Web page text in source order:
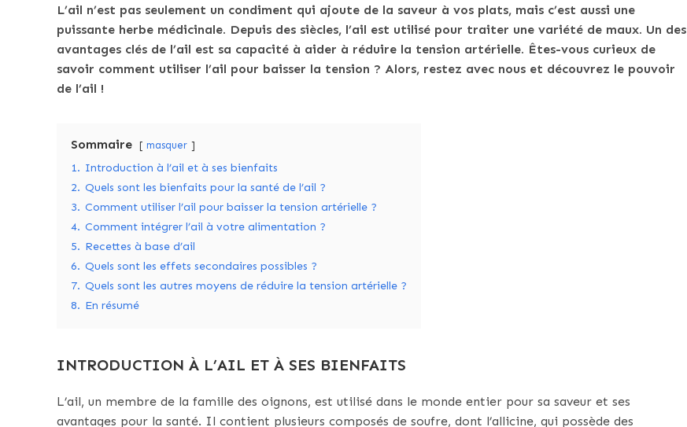
L’ail n’est pas seulement un condiment qui ajoute de la saveur à vos plats, mais c’est aussi une
puissante herbe médicinale. Depuis des siècles, l’ail est utilisé pour traiter une variété de maux. Un des
avantages clés de l’ail est sa capacité à aider à réduire la tension artérielle. Êtes-vous curieux de
savoir comment utiliser l’ail pour baisser la tension ? Alors, restez avec nous et découvrez le pouvoir
de l’ail !
Sommaire masquer
1. Introduction à l’ail et à ses bienfaits
2. Quels sont les bienfaits pour la santé de l’ail ?
3. Comment utiliser l’ail pour baisser la tension artérielle ?
4. Comment intégrer l’ail à votre alimentation ?
5. Recettes à base d’ail
6. Quels sont les effets secondaires possibles ?
7. Quels sont les autres moyens de réduire la tension artérielle ?
8. En résumé
INTRODUCTION À L’AIL ET À SES BIENFAITS
L’ail, un membre de la famille des oignons, est utilisé dans le monde entier pour sa saveur et ses
avantages pour la santé. Il contient plusieurs composés de soufre, dont l’allicine, qui possède des